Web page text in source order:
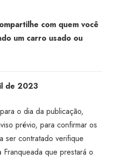
com quem você
um carro usado ou
de 2023
o dia da publicação,
prévio, para confirmar os
ser contratado verifique
Franqueada que prestará o